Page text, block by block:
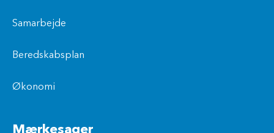
Samarbejde
Beredskabsplan
Økonomi
Mærkesager